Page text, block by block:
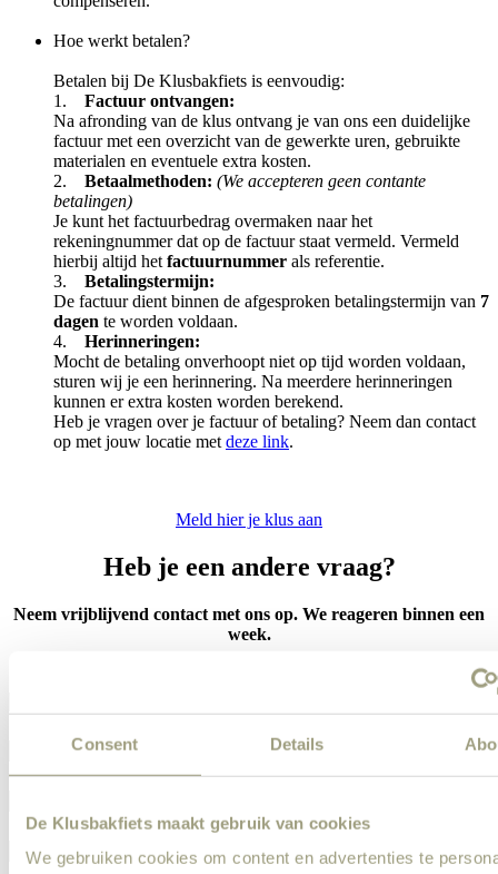
Consent Details
De Klusbakfiets maakt gebruik van cookies
We gebruiken cookies om content en advertenties te
Hoe werkt betalen?
Betalen bij De Klusbakfiets is eenvoudig:
1. Factuur ontvangen:
Na afronding van de klus ontvang je van ons een duidelijke
factuur met een overzicht van de gewerkte uren, gebruikte
materialen en eventuele extra kosten.
2. Betaalmethoden: (We accepteren geen contante
betalingen)
Je kunt het factuurbedrag overmaken naar het
rekeningnummer dat op de factuur staat vermeld. Vermeld
hierbij altijd het factuurnummer als referentie.
3. Betalingstermijn:
De factuur dient binnen de afgesproken betalingstermijn van 7
dagen te worden voldaan.
4.
Herinneringen:
Mocht de betaling onverhoopt niet op tijd worden voldaan,
sturen wij je een herinnering. Na meerdere herinneringen
kunnen er extra kosten worden berekend.
Heb je vragen over je factuur of betaling? Neem dan contact
op met jouw locatie met deze link.
Meld hier je klus aan
Heb je een andere vraag?
Neem vrijblijvend contact met ons op. We reageren binnen een
week.